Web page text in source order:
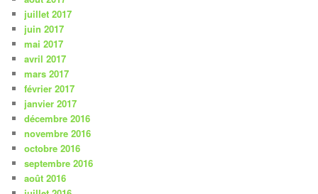
juillet 2017
juin 2017
mai 2017
avril 2017
mars 2017
février 2017
janvier 2017
décembre 2016
novembre 2016
octobre 2016
septembre 2016
août 2016